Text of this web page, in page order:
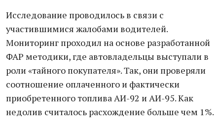
Исследование проводилось в связи с
участившимися жалобами водителей.
Мониторинг проходил на основе разработанной
ФАР методики, где автовладельцы выступали в
роли «тайного покупателя». Так, они проверяли
соотношение оплаченного и фактически
приобретенного топлива АИ-92 и АИ-95. Как
недолив считалось расхождение больше чем 1%.